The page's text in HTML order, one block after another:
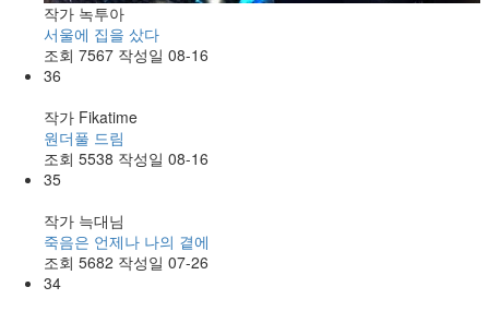
작가 녹투아
서울에 집을 샀다
조회 7567 작성일 08-16
36
작가 Fikatime
원더풀 드림
조회 5538 작성일 08-16
35
작가 늑대님
죽음은 언제나 나의 곁에
조회 5682 작성일 07-26
34